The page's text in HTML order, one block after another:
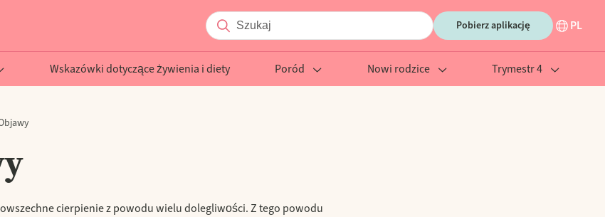
Pobierz aplikację PL
Wskazówki dotyczące żywienia i diety Poród Nowi rodzice Trymestr 4
cierpienie z powodu wielu dolegliwości. Z tego powodu